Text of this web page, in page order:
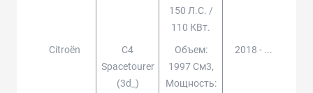
150 Л.с. /
110 КВт.
Citroën
C4
Spacetourer
(3d_)
Объем:
1997 См3,
Мощность:
2018 - ...